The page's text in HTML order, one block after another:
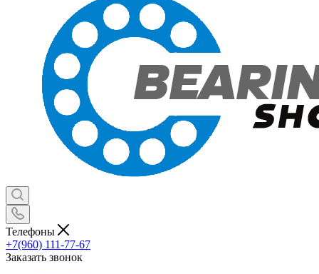
Телефоны
+7(960) 111-77-67
Заказать звонок